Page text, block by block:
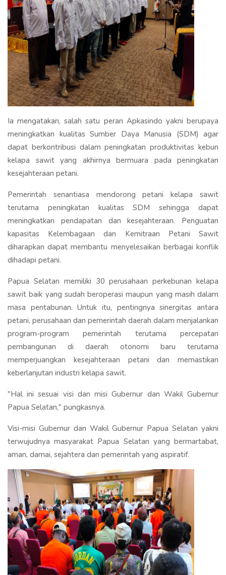
Ia mengatakan, salah satu peran Apkasindo yakni berupaya
meningkatkan kualitas Sumber Daya Manusia (SDM) agar
dapat berkontribusi dalam peningkatan produktivitas kebun
kelapa sawit yang akhirnya bermuara pada peningkatan
kesejahteraan petani.
Pemerintah senantiasa mendorong petani kelapa sawit
terutama peningkatan kualitas SDM sehingga dapat
meningkatkan pendapatan dan kesejahteraan. Penguatan
kapasitas Kelembagaan dan Kemitraan Petani Sawit
diharapkan dapat membantu menyelesaikan berbagai konflik
dihadapi petani.
Papua Selatan memiliki 30 perusahaan perkebunan kelapa
sawit baik yang sudah beroperasi maupun yang masih dalam
masa pentabunan. Untuk itu, pentingnya sinergitas antara
petani, perusahaan dan pemerintah daerah dalam menjalankan
program-program pemerintah terutama percepatan
pembangunan di daerah otonomi baru terutama
memperjuangkan kesejahteraan petani dan memastikan
keberlanjutan industri kelapa sawit.
"Hal ini sesuai visi dan misi Gubernur dan Wakil Gubernur
Papua Selatan," pungkasnya.
Visi-misi Gubernur dan Wakil Gubernur Papua Selatan yakni
terwujudnya masyarakat Papua Selatan yang bermartabat,
aman, damai, sejahtera dan pemerintah yang aspiratif.